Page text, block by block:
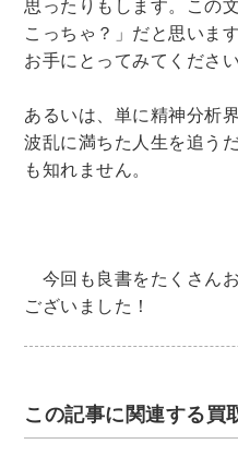
思ったりもします。この
こっちゃ？」だと思いま
お手にとってみてください
あるいは、単に精神分析
波乱に満ちた人生を追う
も知れません。
今回も良書をたくさん
ございました！
この記事に関連する買